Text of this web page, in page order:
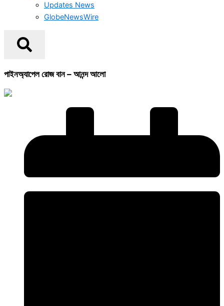
Updates News
GlobeNewsWire
পাইনঅ্যাপেল রোজ বান – আনন্দ আলো